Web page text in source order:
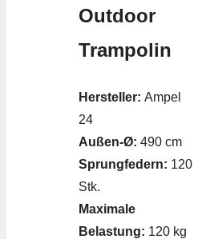
Outdoor
Trampolin
Hersteller: Ampel
24
Außen-Ø: 490 cm
Sprungfedern: 120
Stk.
Maximale
Belastung: 120 kg